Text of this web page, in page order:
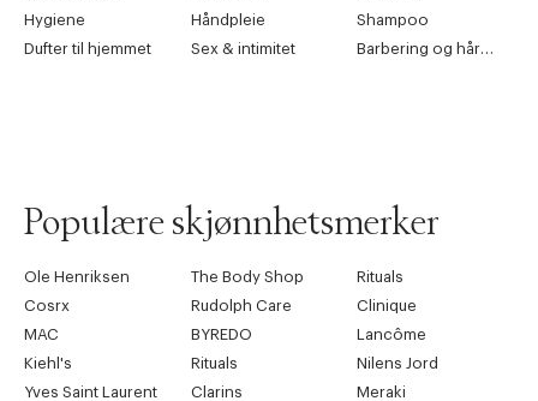
Hygiene
Håndpleie
Shampoo
Dufter til hjemmet
Sex & intimitet Barbering og hårfjerning
Populære skjønnhetsmerker
Ole Henriksen The Body Shop
Rituals
Cosrx
Rudolph Care
Clinique
MAC
BYREDO
Lancôme
Kiehl's
Rituals
Nilens Jord
Yves Saint Laurent
Clarins
Meraki